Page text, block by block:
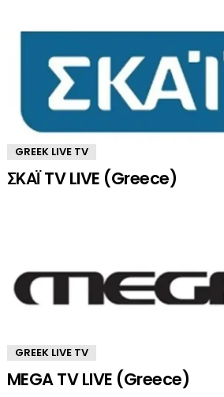
GREEK LIVE TV
ΣΚΑΪ TV LIVE (Greece)
GREEK LIVE TV
MEGA TV LIVE (Greece)